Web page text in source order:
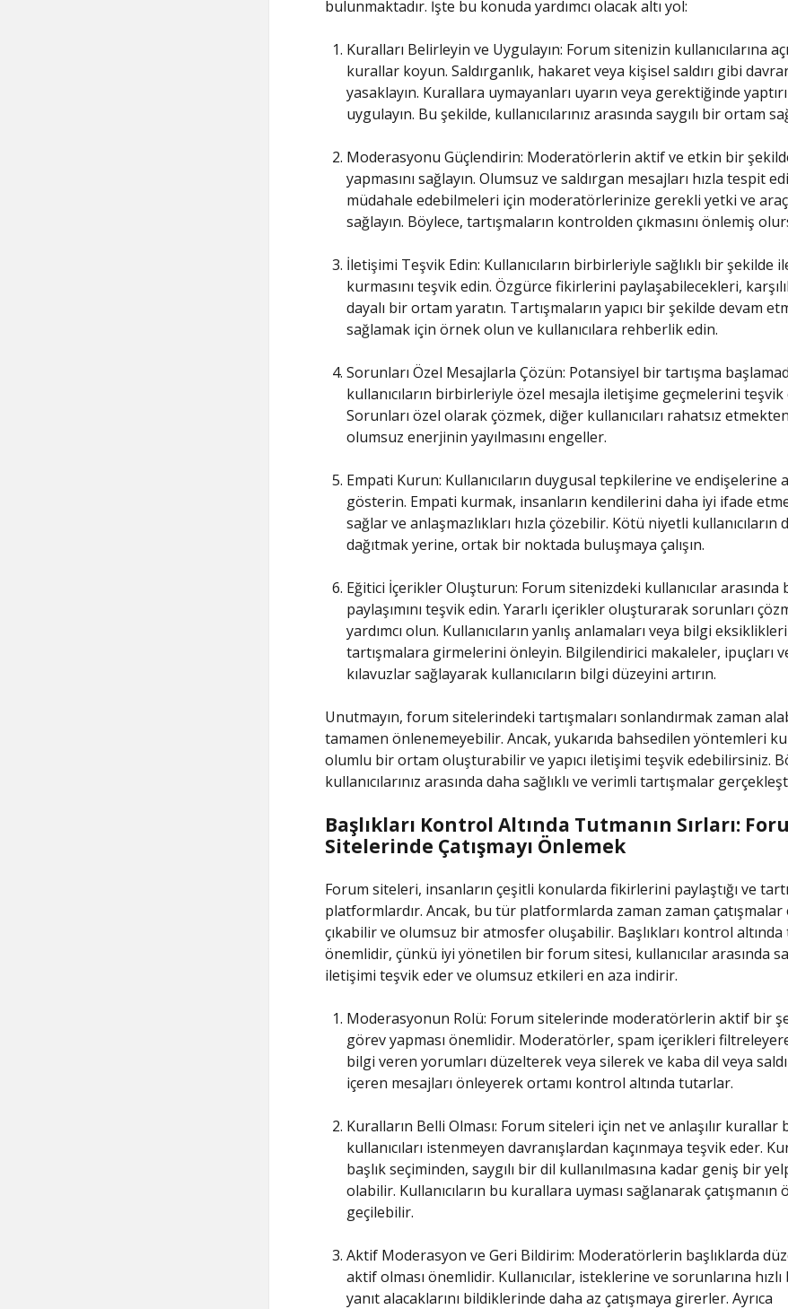
bulunmaktadır. İşte bu konuda yardımcı olacak altı yol:
Kuralları Belirleyin ve Uygulayın: Forum sitenizin kullanıcılarına
kurallar koyun. Saldırganlık, hakaret veya kişisel saldırı gibi
yasaklayın. Kurallara uymayanları uyarın veya gerektiğinde
uygulayın. Bu şekilde, kullanıcılarınız arasında saygılı bir ortam
Moderasyonu Güçlendirin: Moderatörlerin aktif ve etkin bir
yapmasını sağlayın. Olumsuz ve saldırgan mesajları hızla tespit
müdahale edebilmeleri için moderatörlerinize gerekli yetki ve
sağlayın. Böylece, tartışmaların kontrolden çıkmasını önlemiş
İletişimi Teşvik Edin: Kullanıcıların birbirleriyle sağlıklı bir şekilde
kurmasını teşvik edin. Özgürce fikirlerini paylaşabilecekleri,
dayalı bir ortam yaratın. Tartışmaların yapıcı bir şekilde devam
sağlamak için örnek olun ve kullanıcılara rehberlik edin.
Sorunları Özel Mesajlarla Çözün: Potansiyel bir tartışma
kullanıcıların birbirleriyle özel mesajla iletişime geçmelerini teşvik
Sorunları özel olarak çözmek, diğer kullanıcıları rahatsız etmekten
olumsuz enerjinin yayılmasını engeller.
Empati Kurun: Kullanıcıların duygusal tepkilerine ve endişelerine
gösterin. Empati kurmak, insanların kendilerini daha iyi ifade
sağlar ve anlaşmazlıkları hızla çözebilir. Kötü niyetli kullanıcıların
dağıtmak yerine, ortak bir noktada buluşmaya çalışın.
Eğitici İçerikler Oluşturun: Forum sitenizdeki kullanıcılar arasında
paylaşımını teşvik edin. Yararlı içerikler oluşturarak sorunları
yardımcı olun. Kullanıcıların yanlış anlamaları veya bilgi
tartışmalara girmelerini önleyin. Bilgilendirici makaleler, ipuçları
kılavuzlar sağlayarak kullanıcıların bilgi düzeyini artırın.
Unutmayın, forum sitelerindeki tartışmaları sonlandırmak zaman
tamamen önlenemeyebilir. Ancak, yukarıda bahsedilen yöntemleri
olumlu bir ortam oluşturabilir ve yapıcı iletişimi teşvik edebilirsiniz.
kullanıcılarınız arasında daha sağlıklı ve verimli tartışmalar
Başlıkları Kontrol Altında Tutmanın Sırları:
Sitelerinde Çatışmayı Önlemek
Forum siteleri, insanların çeşitli konularda fikirlerini paylaştığı ve
platformlardır. Ancak, bu tür platformlarda zaman zaman çatışmalar
çıkabilir ve olumsuz bir atmosfer oluşabilir. Başlıkları kontrol
önemlidir, çünkü iyi yönetilen bir forum sitesi, kullanıcılar arasında
iletişimi teşvik eder ve olumsuz etkileri en aza indirir.
Moderasyonun Rolü: Forum sitelerinde moderatörlerin aktif bir
görev yapması önemlidir. Moderatörler, spam içerikleri
bilgi veren yorumları düzelterek veya silerek ve kaba dil veya
içeren mesajları önleyerek ortamı kontrol altında tutarlar.
Kuralların Belli Olması: Forum siteleri için net ve anlaşılır kurallar
kullanıcıları istenmeyen davranışlardan kaçınmaya teşvik eder.
başlık seçiminden, saygılı bir dil kullanılmasına kadar geniş bir
olabilir. Kullanıcıların bu kurallara uyması sağlanarak çatışmanın
geçilebilir.
Aktif Moderasyon ve Geri Bildirim: Moderatörlerin başlıklarda
aktif olması önemlidir. Kullanıcılar, isteklerine ve sorunlarına
yanıt alacaklarını bildiklerinde daha az çatışmaya girerler. Ayrıca